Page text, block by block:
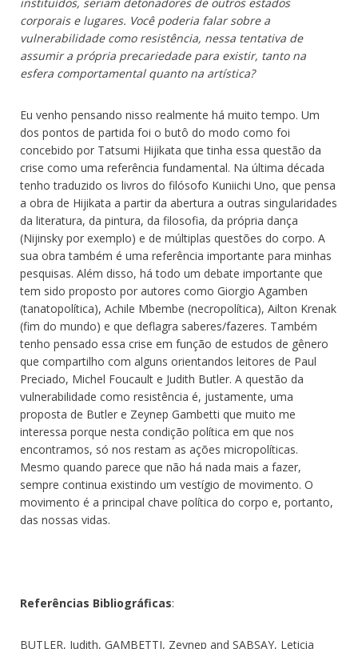
corporais e lugares. Você poderia falar sobre a
vulnerabilidade como resistência, nessa tentativa de
assumir a própria precariedade para existir, tanto na
esfera comportamental quanto na artística?
Eu venho pensando nisso realmente há muito tempo. Um
dos pontos de partida foi o butô do modo como foi
concebido por Tatsumi Hijikata que tinha essa questão da
crise como uma referência fundamental. Na última década
tenho traduzido os livros do filósofo Kuniichi Uno, que pensa
a obra de Hijikata a partir da abertura a outras singularidades
da literatura, da pintura, da filosofia, da própria dança
(Nijinsky por exemplo) e de múltiplas questões do corpo. A
sua obra também é uma referência importante para minhas
pesquisas. Além disso, há todo um debate importante que
tem sido proposto por autores como Giorgio Agamben
(tanatopolítica), Achile Mbembe (necropolítica), Ailton Krenak
(fim do mundo) e que deflagra saberes/fazeres. Também
tenho pensado essa crise em função de estudos de gênero
que compartilho com alguns orientandos leitores de Paul
Preciado, Michel Foucault e Judith Butler. A questão da
vulnerabilidade como resistência é, justamente, uma
proposta de Butler e Zeynep Gambetti que muito me
interessa porque nesta condição política em que nos
encontramos, só nos restam as ações micropolíticas.
Mesmo quando parece que não há nada mais a fazer,
sempre continua existindo um vestígio de movimento. O
movimento é a principal chave política do corpo e, portanto,
das nossas vidas.
Referências Bibliográficas:
BUTLER, Judith, GAMBETTI, Zeynep and SABSAY, Leticia